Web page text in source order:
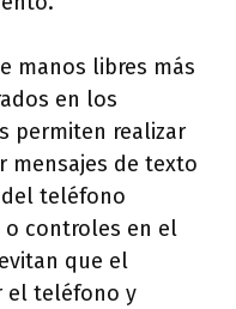
manos libres más
en los
permiten realizar
mensajes de texto
teléfono
o controles en el
que el
el teléfono y